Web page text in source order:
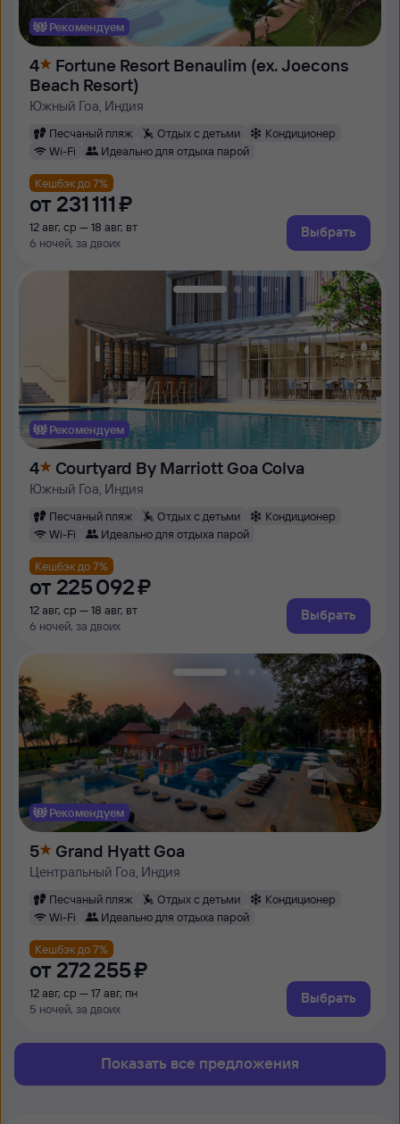
Рекомендуем
4
Fortune Resort Benaulim (ex. Joecons
Beach Resort)
Южный Гоа, Индия
Песчаный пляж Отдых с детьми
Кондиционер
Wi-Fi
Идеально для отдыха парой
Кешбэк до 7%
от 231 ⁠111 ⁠₽
12 авг, ср — 18 авг, вт
6 ночей, за двоих
Выбрать
Рекомендуем
4 Courtyard By Marriott Goa Colva
Южный Гоа, Индия
Песчаный пляж Отдых с детьми
Кондиционер
Wi-Fi
Идеально для отдыха парой
Кешбэк до 7%
от 225 ⁠092 ⁠₽
12 авг, ср — 18 авг, вт
6 ночей, за двоих
Выбрать
Рекомендуем
5 Grand Hyatt Goa
Центральный Гоа, Индия
Песчаный пляж Отдых с детьми
Кондиционер
Wi-Fi
Идеально для отдыха парой
Кешбэк до 7%
от 272 ⁠255 ⁠₽
12 авг, ср — 17 авг, пн
5 ночей, за двоих
Выбрать
Показать все предложения